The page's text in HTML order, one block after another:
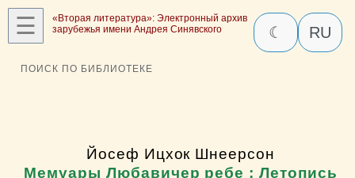
☰
«Вторая литература»: Электронный архив
зарубежья имени Андрея Синявского
☾ RU
ПОИСК ПО БИБЛИОТЕКЕ
Йосеф Ицхок Шнеерсон
Мемуары Любавичер ребе : Летопись